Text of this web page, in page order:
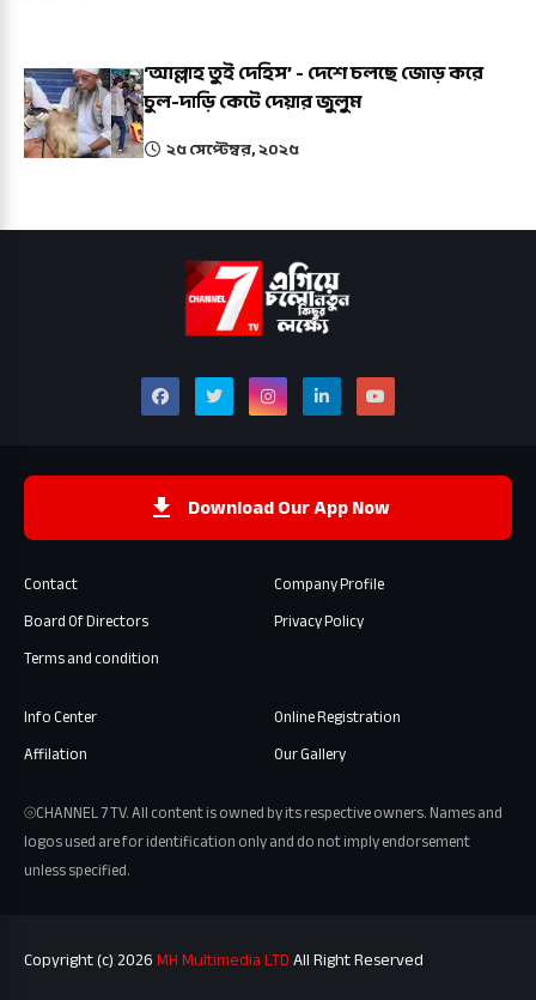
‘আল্লাহ তুই দেহিস’ - দেশে চলছে জোড় করে
চুল-দাড়ি কেটে দেয়ার জুলুম
২৫ সেপ্টেম্বর, ২০২৫
Download Our App Now
Contact
Company Profile
Board Of Directors
Privacy Policy
Terms and condition
Info Center
Online Registration
Affilation
Our Gallery
⦾CHANNEL 7 TV. All content is owned by its respective owners. Names and
logos used are for identification only and do not imply endorsement
unless specified.
Copyright (c) 2026MH Multimedia LTDAll Right Reserved